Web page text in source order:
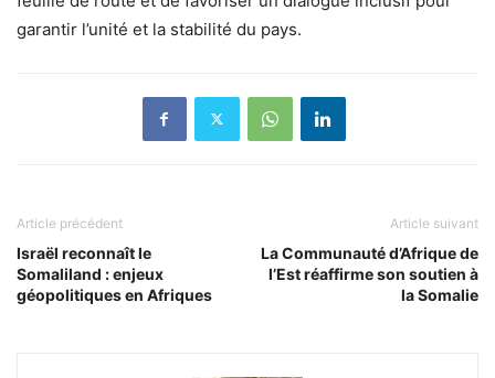
garantir l’unité et la stabilité du pays.
Article précédent
Israël reconnaît le
Somaliland : enjeux
géopolitiques en Afriques
Article suivant
La Communauté d’Afrique de
l’Est réaffirme son soutien à
la Somalie